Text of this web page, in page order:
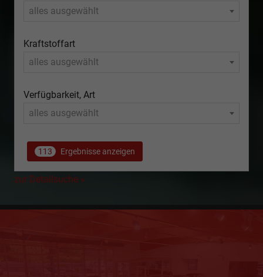
alles ausgewählt
Kraftstoffart
alles ausgewählt
Verfügbarkeit, Art
alles ausgewählt
113 Ergebnisse anzeigen
zur Detailsuche »